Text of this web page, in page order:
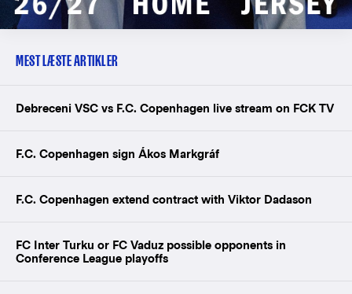
MEST LÆSTE ARTIKLER
Debreceni VSC vs F.C. Copenhagen live stream on FCK TV
F.C. Copenhagen sign Ákos Markgráf
F.C. Copenhagen extend contract with Viktor Dadason
FC Inter Turku or FC Vaduz possible opponents in
Conference League playoffs